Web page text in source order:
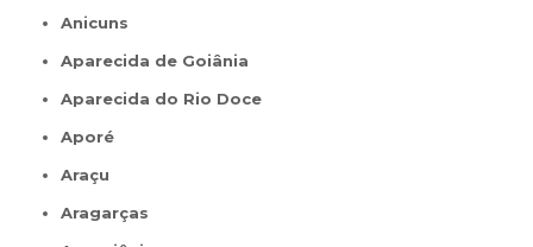
Anicuns
Aparecida de Goiânia
Aparecida do Rio Doce
Aporé
Araçu
Aragarças